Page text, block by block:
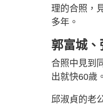
理的合照，
多年。
郭富城
合照中見到
出就快60歲
邱淑貞的老